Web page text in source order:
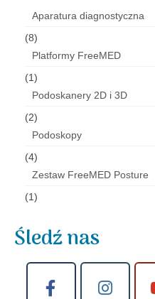
Aparatura diagnostyczna
(8)
Platformy FreeMED
(1)
Podoskanery 2D i 3D
(2)
Podoskopy
(4)
Zestaw FreeMED Posture
(1)
Śledź nas